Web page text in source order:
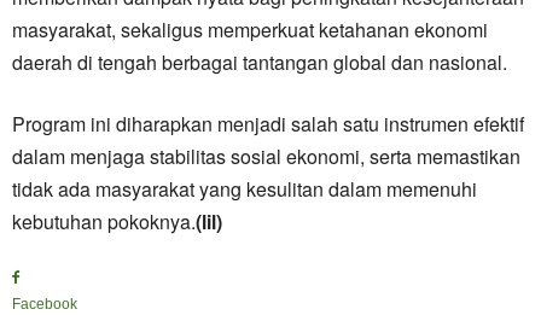
masyarakat, sekaligus memperkuat ketahanan ekonomi
daerah di tengah berbagai tantangan global dan nasional.
Program ini diharapkan menjadi salah satu instrumen efektif
dalam menjaga stabilitas sosial ekonomi, serta memastikan
tidak ada masyarakat yang kesulitan dalam memenuhi
kebutuhan pokoknya.(lil)
Facebook